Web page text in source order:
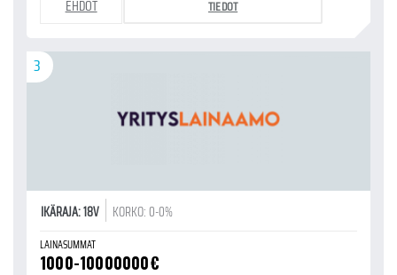
EHDOT TIEDOT
3
IKÄRAJA: 18V KORKO: 0-0%
LAINASUMMAT
1000-10000000€